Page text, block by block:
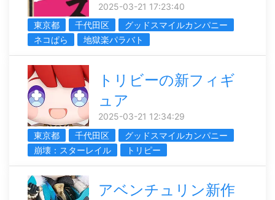
2025-03-21 17:23:40
東京都
千代田区
グッドスマイルカンパニー
ネコぱら
地獄楽パラバト
トリビーの新フィギ
ュア
2025-03-21 12:34:29
東京都
千代田区
グッドスマイルカンパニー
崩壊：スターレイル
トリピー
アベンチュリン新作